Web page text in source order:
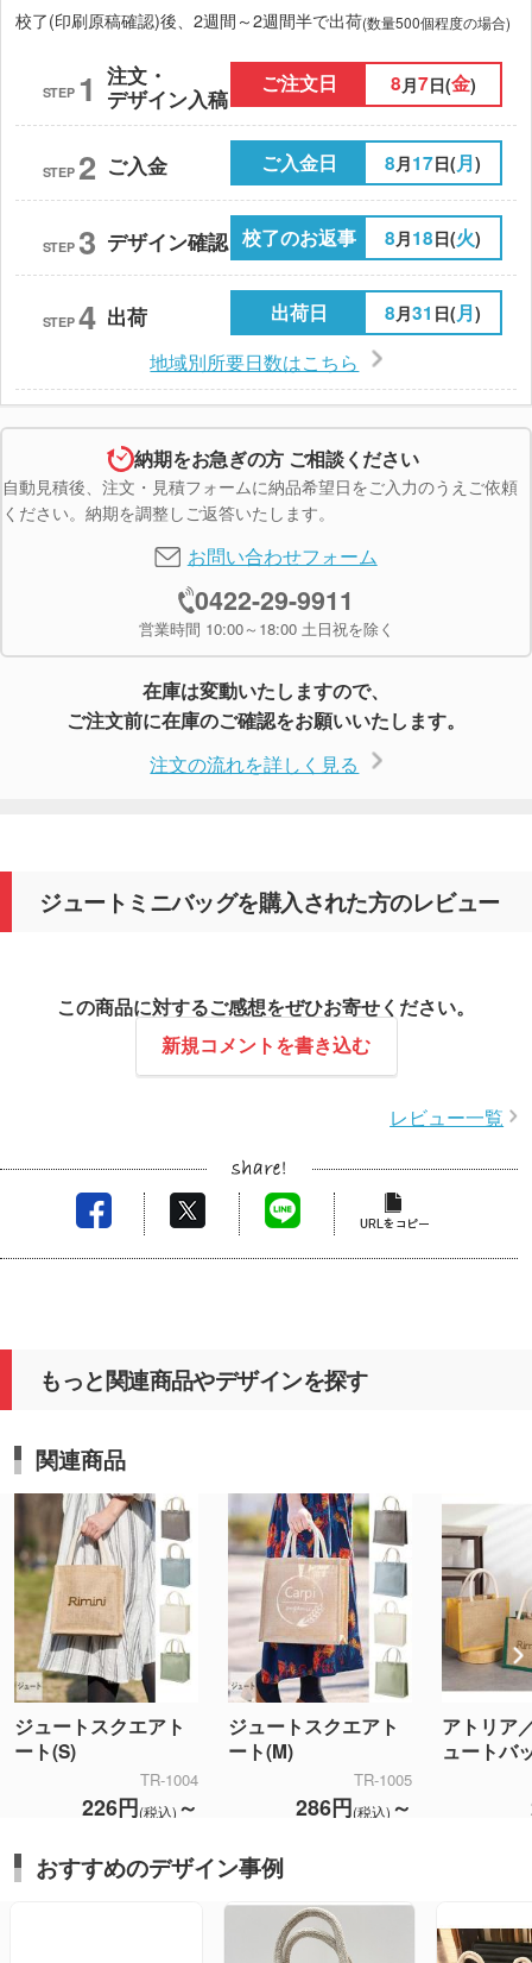
校了(印刷原稿確認)後、2週間～2週間半で出荷(数量500個程度の場合)
STEP 1 注文・
デザイン入稿
ご注文日 8 月7日(金)
STEP 2 ご入金 ご入金日 8月17日(月)
STEP 3 デザイン確認 校了のお返事 8月18日(火)
STEP 4 出荷 出荷日 8月31 日(月)
地域別所要日数はこちら
納期をお急ぎの方 ご相談ください
自動見積後、注文・見積フォームに納品希望日をご入力のうえご依頼
ください。納期を調整しご返答いたします。
お問い合わせフォーム
0422-29-9911
営業時間 10:00～18:00 土日祝を除く
在庫は変動いたしますので、
ご注文前に在庫のご確認をお願いいたします。
注文の流れを詳しく見る
ジュートミニバッグを購入された方のレビュー
この商品に対するご感想をぜひお寄せください。
新規コメントを書き込む
レビュー一覧
もっと関連商品やデザインを探す
関連商品
ジュートスクエアト
ート(S)
TR-1004
226円(税込) ～
ジュートスクエアト
ート(M)
TR-1005
286円(税込) ～
アトリア
ュートバ
おすすめのデザイン事例